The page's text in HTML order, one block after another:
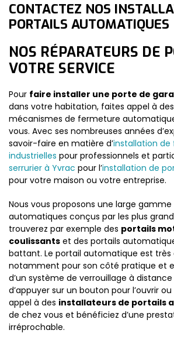
CONTACTEZ NOS
PORTAILS AUTOMATIQUES
NOS RÉPARATEURS DE
VOTRE SERVICE
Pour faire installer une porte de
dans votre habitation, faites appel à
mécanismes de fermeture
vous. Avec ses nombreuses années
savoir-faire en matière d’installation
industrielles pour professionnels et
serrurier à Yvrac pour l’installation de
pour votre maison ou votre entreprise.
Nous vous proposons une large
automatiques conçus par les plus
trouverez par exemple des portails
coulissants et des portails
battant. Le portail automatique est très
notamment pour son côté pratique et
d’un système de verrouillage à
d’appuyer sur un bouton pour l’ouvrir
appel à des installateurs de portails
de chez vous et bénéficiez d’une
irréprochable.